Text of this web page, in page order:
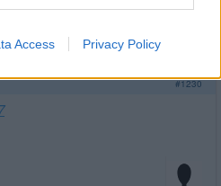
Access Privacy Policy
#1223
#1230